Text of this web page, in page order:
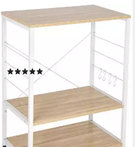
WOLTU
Standregal, 1-tlg., Standregal
aus Holz & Metall mit 3
Ablagen für Küche
(69)
41,64 € 94,22 €
-56%
lieferbar - in 4-5 Werktagen bei dir